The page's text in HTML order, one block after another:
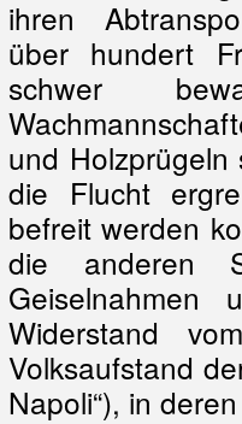
ihren
über hundert
schwer
und
die Flucht
befreit werden
die anderen
Geiselnahmen
Widerstand
Volksaufstand
Napoli“), in